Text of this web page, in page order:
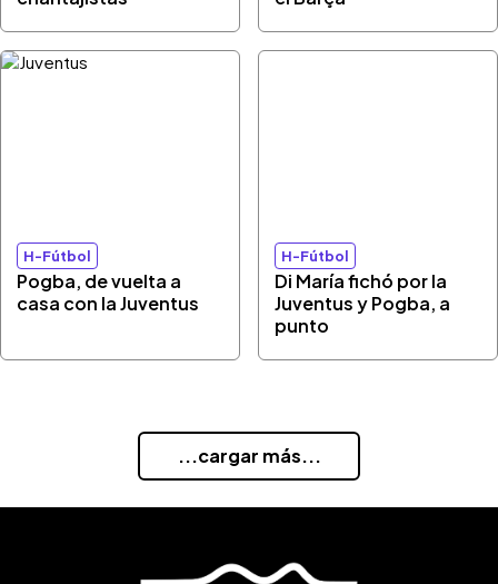
H-Fútbol
Pogba, de vuelta a
casa con la Juventus
H-Fútbol
Di María fichó por la
Juventus y Pogba, a
punto
...cargar más...